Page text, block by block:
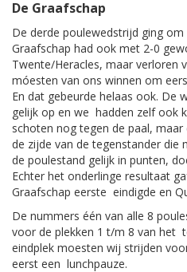
De Graafschap
De derde poulewedstrijd ging
Graafschap had ook met 2-0
Twente/Heracles, maar verloren
móesten van ons winnen om
En dat gebeurde helaas ook. De
gelijk op en we hadden zelf ook
schoten nog tegen de paal,
de zijde van de tegenstander die
de poulestand gelijk in punten,
Echter het onderlinge resultaat
Graafschap eerste eindigde en
De nummers één van alle 8
voor de plekken 1 t/m 8 van het
eindplek moesten wij strijden
eerst een lunchpauze.